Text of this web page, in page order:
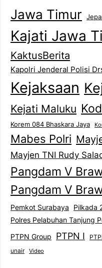
Jawa Timur
Kajati Jawa
KaktusBerita
Kapolri Jenderal Polisi
Kejaksaan
Kejati Maluku
Korem 084 Bhaskara Jaya
Mabes Polri
Mayjen TNI Rudy
Pangdam V
Pangdam V
Pemkot Surabaya Pilkada
Polres Pelabuhan Tanjung
PTPN Group PTPN I
unair Video